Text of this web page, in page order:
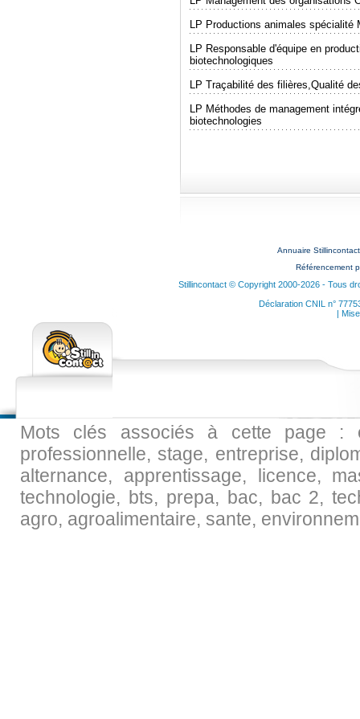
LP Productions animales spécialité
LP Responsable d'équipe en
biotechnologiques
LP Traçabilité des filières,Qualité
LP Méthodes de management
biotechnologies
Annuaire
Référencement
Stillincontact © Copyright 2000-2026 - Tous
Déclaration CNIL n°
|
Mots clés associés à cette page :
professionnelle, stage, entreprise,
alternance, apprentissage, licence,
technologie, bts, prepa, bac, bac 2,
agro, agroalimentaire, sante,